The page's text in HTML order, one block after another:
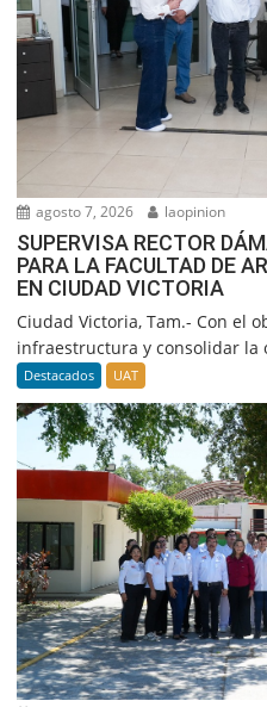
agosto 7, 2026 laopinion
SUPERVISA RECTOR
PARA LA FACULTAD DE
EN CIUDAD VICTORIA
Ciudad Victoria, Tam.- Con el
infraestructura y consolidar la
Destacados UAT